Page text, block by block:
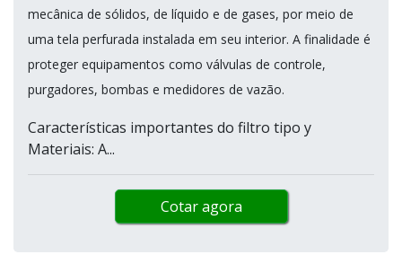
mecânica de sólidos, de líquido e de gases, por meio de
uma tela perfurada instalada em seu interior. A finalidade é
proteger equipamentos como válvulas de controle,
purgadores, bombas e medidores de vazão.
Características importantes do filtro tipo y
Materiais: A...
Cotar agora